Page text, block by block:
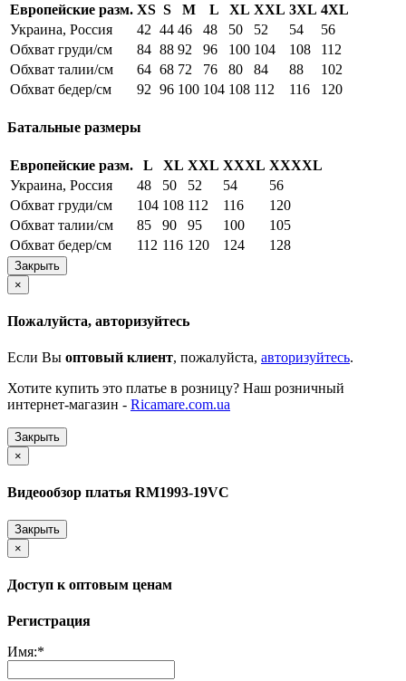
Европейские разм. XS S M L XL XXL 3XL 4XL
Украина, Россия
42 44 46 48 50 52 54
56
Обхват груди/см
84 88 92 96 100 104 108
112
Обхват талии/см
64 68 72 76 80 84 88
102
Обхват бедер/см
92 96 100 104 108 112 116 120
Батальные размеры
Европейские разм. L XL XXL XXXL XXXXL
Украина, Россия
48 50 52 54
56
Обхват груди/см
104 108 112 116
120
Обхват талии/см
85 90 95 100
105
Обхват бедер/см
112 116 120 124 128
Закрыть
×
Пожалуйста, авторизуйтесь
Если Вы оптовый клиент, пожалуйста, авторизуйтесь.
Хотите купить это платье в розницу? Наш розничный
интернет-магазин - Ricamare.com.ua
Закрыть
×
Видеообзор платья RM1993-19VC
Закрыть
×
Доступ к оптовым ценам
Регистрация
Имя:*